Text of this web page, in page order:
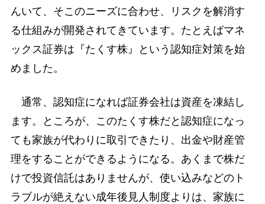
んいて、そこのニーズに合わせ、リスクを解消す
る仕組みが開発されてきています。たとえばマネ
ックス証券は『たくす株』という認知症対策を始
めました。
通常、認知症になれば証券会社は資産を凍結し
ます。ところが、このたくす株だと認知症になっ
ても家族が代わりに取引できたり、出金や財産管
理をすることができるようになる。あくまで株だ
けで投資信託はありませんが、使い込みなどのト
ラブルが絶えない成年後見人制度よりは、家族に